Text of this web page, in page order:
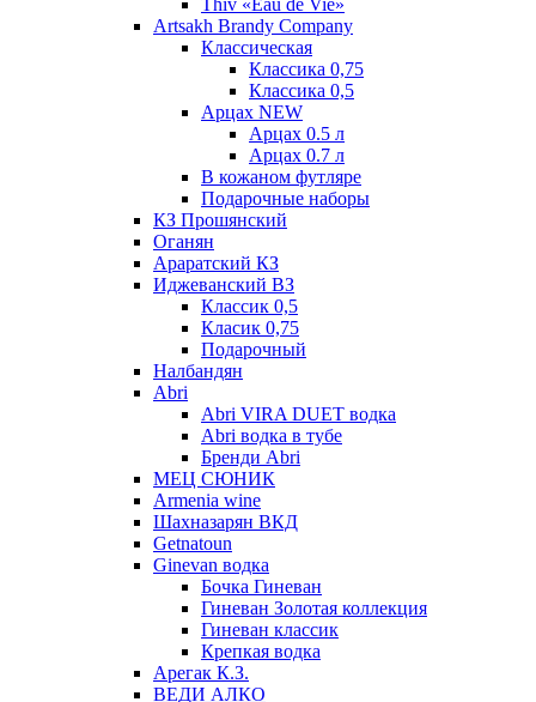
Thiv «Eau de Vie»
Artsakh Brandy Company
Классическая
Классика 0,75
Классика 0,5
Арцах NEW
Арцах 0.5 л
Арцах 0.7 л
В кожаном футляре
Подарочные наборы
КЗ Прошянский
Оганян
Араратский КЗ
Иджеванский ВЗ
Классик 0,5
Класик 0,75
Подарочный
Налбандян
Abri
Abri VIRA DUET водка
Abri водка в тубе
Бренди Abri
МЕЦ СЮНИК
Armenia wine
Шахназарян ВКД
Getnatoun
Ginevan водка
Бочка Гиневан
Гиневан Золотая коллекция
Гиневан классик
Крепкая водка
Арегак К.З.
ВЕДИ АЛКО